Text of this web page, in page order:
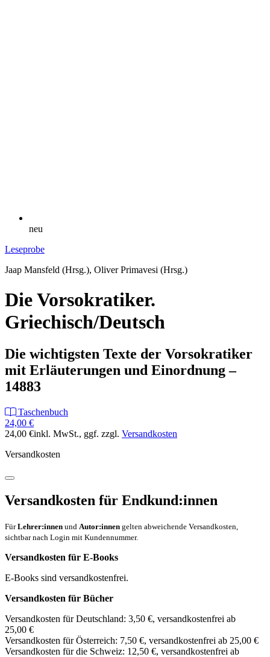
neu
Leseprobe
Jaap Mansfeld (Hrsg.), Oliver Primavesi (Hrsg.)
Die Vorsokratiker.
Griechisch/Deutsch
Die wichtigsten Texte der Vorsokratiker
mit Erläuterungen und Einordnung –
14883
Taschenbuch
24,00 €
24,00 €inkl. MwSt., ggf. zzgl. Versandkosten
Versandkosten
Versandkosten für Endkund:innen
FürLehrer:innen und Autor:innen gelten abweichende Versandkosten,
sichtbar nach Login mit Kundennummer.
Versandkosten für E-Books
E-Books sind versandkostenfrei.
Versandkosten für Bücher
Versandkosten für Deutschland: 3,50 €, versandkostenfrei ab
25,00 €
Versandkosten für Österreich: 7,50 €, versandkostenfrei ab 25,00 €
Versandkosten für die Schweiz: 12,50 €, versandkostenfrei ab